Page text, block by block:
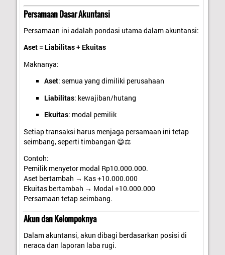
Persamaan Dasar Akuntansi
Persamaan ini adalah pondasi utama dalam akuntansi:
Aset = Liabilitas + Ekuitas
Maknanya:
Aset: semua yang dimiliki perusahaan
Liabilitas: kewajiban/hutang
Ekuitas: modal pemilik
Setiap transaksi harus menjaga persamaan ini tetap
seimbang, seperti timbangan 😄⚖️
Contoh:
Pemilik menyetor modal Rp10.000.000.
Aset bertambah → Kas +10.000.000
Ekuitas bertambah → Modal +10.000.000
Persamaan tetap seimbang.
Akun dan Kelompoknya
Dalam akuntansi, akun dibagi berdasarkan posisi di
neraca dan laporan laba rugi.